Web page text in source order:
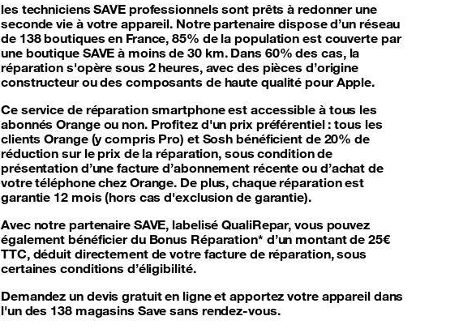
les techniciens SAVE professionnels sont prêts à redonner une
seconde vie à votre appareil. Notre partenaire dispose d’un réseau
de 138 boutiques en France, 85% de la population est couverte par
une boutique SAVE à moins de 30 km. Dans 60% des cas, la
réparation s'opère sous 2 heures, avec des pièces d’origine
constructeur ou des composants de haute qualité pour Apple.
Ce service de réparation smartphoneest accessible à tous les
abonnés Orange ou non. Profitez d'un prix préférentiel : tous les
clients Orange (y compris Pro) et Sosh bénéficient de 20% de
réduction sur le prix de la réparation, sous condition de
présentation d’une facture d’abonnement récente ou d’achat de
votre téléphone chez Orange. De plus, chaque réparation est
garantie 12 mois (hors cas d'exclusion de garantie).
Avec notre partenaire SAVE, labelisé QualiRepar, vous pouvez
également bénéficier du Bonus Réparation* d’un montant de 25€
TTC, déduit directement de votre facture de réparation, sous
certaines conditions d’éligibilité.
Demandez un devis gratuit en ligne et apportez votre appareil dans
l'un des 138 magasins Save sans rendez-vous.